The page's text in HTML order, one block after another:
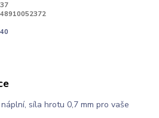
síla hrotu 0,7 mm pro vaše